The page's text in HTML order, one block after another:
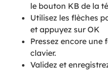
le bouton KB de la
Utilisez les flèches
et appuyez sur OK
Pressez encore une
clavier.
Validez et